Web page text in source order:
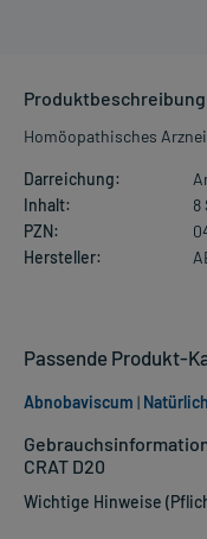
Produktbeschreibung
Homöopathisches
Darreichung:
Inhalt:
8
PZN:
Hersteller:
CRAT D20
Wichtige Hinweise
Passende Produkt-
Abnobaviscum |